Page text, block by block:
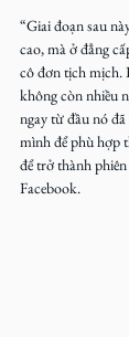
“Giai đoạn sau
cao, mà ở đẳng
cô đơn tịch mịch.
không còn nhiều
ngay từ đầu nó
mình để phù hợp
để trở thành
Facebook.